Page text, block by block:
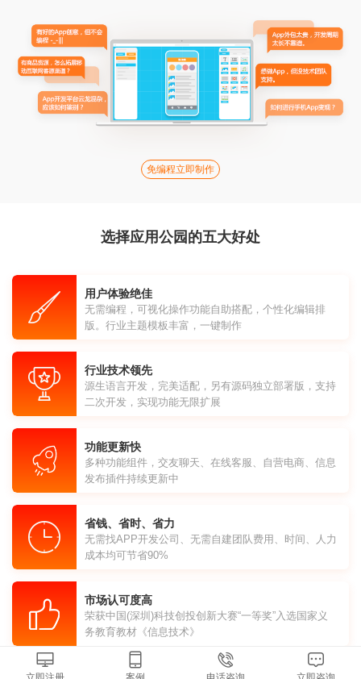
免编程立即制作
选择应用公园的五大好处
用户体验绝佳
无需编程，可视化操作功能自助搭配，个性化编辑排
版。行业主题模板丰富，一键制作
行业技术领先
源生语言开发，完美适配，另有源码独立部署版，支持
二次开发，实现功能无限扩展
功能更新快
多种功能组件，交友聊天、在线客服、自营电商、信息
发布插件持续更新中
省钱、省时、省力
无需找APP开发公司、无需自建团队费用、时间、人力
成本均可节省90%
市场认可度高
荣获中国(深圳)科技创投创新大赛“一等奖”入选国家义
务教育教材《信息技术》